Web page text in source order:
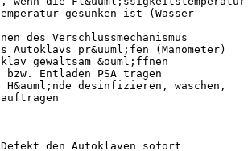
gesunken ist (Wasser
des Verschlussmechanismus
Autoklavs pr&uuml;fen (Manometer)
gewaltsam &ouml;ffnen
bzw. Entladen PSA tragen
H&auml;nde desinfizieren, waschen,
den Autoklaven sofort